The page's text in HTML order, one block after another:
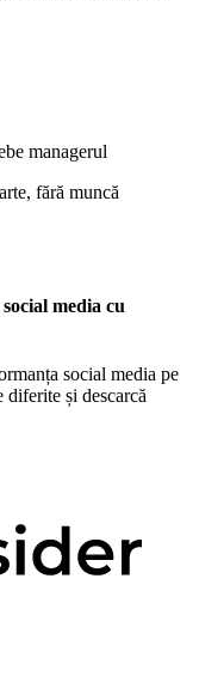
managerul
fără muncă
media cu
social media pe
diferite și descarcă